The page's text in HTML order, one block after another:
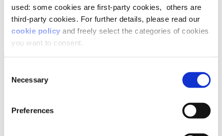
used: some cookies are first-party cookies, others are
third-party cookies. For further details, please read our
cookie policy and freely select the categories of cookies
you want to consent.
Selection
Necessary
Preferences
SCARICA IL WHITEPAPER